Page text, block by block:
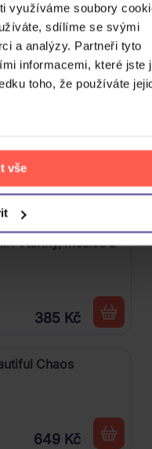
využíváme soubory
sdílíme se svými
a analýzy. Partneři tyto
informacemi, které jste
toho, že používáte
vše
pro Ježíška
279 Kč
399 Kč
Vteřiny, měsíce a
385 Kč
Chaos
649 Kč